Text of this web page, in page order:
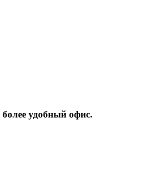
более удобный офис.